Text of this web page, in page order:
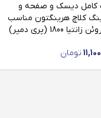
کامل دیسک و صفحه و
کلاچ هرینگتون مناسب
1800 (پری دمپر)
تومان